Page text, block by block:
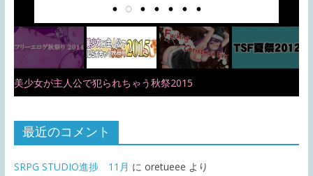
美少女が主人公で犯られちゃう秋祭2015
最近のコメント
SRPG STUDIO進捗 11月 に oretueee より